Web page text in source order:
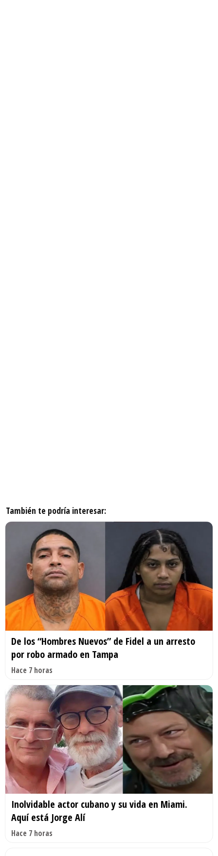
También te podría interesar:
De los “Hombres Nuevos” de Fidel a un arresto
por robo armado en Tampa
Hace 7 horas
Inolvidable actor cubano y su vida en Miami.
Aquí está Jorge Alí
Hace 7 horas